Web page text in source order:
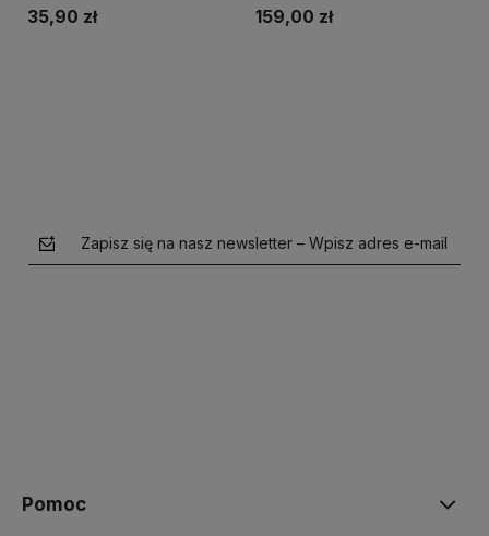
35,90 zł 159,00 zł
Zapisz się na nasz newsletter – Wpisz adres e-mail
Pomoc